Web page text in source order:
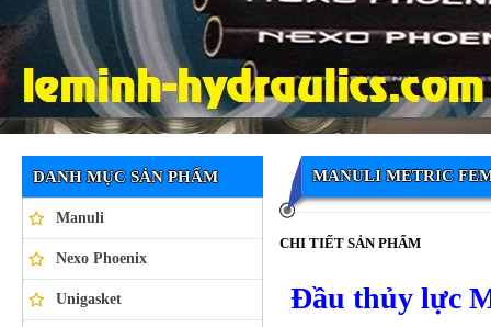
Ống thủy lực NEXO PHOENIX
DANH MỤC SẢN PHẨM
Manuli
Nexo Phoenix
Unigasket
MANULI METRIC
CHI TIẾT SẢN PHẨM
Đầu thủy lực